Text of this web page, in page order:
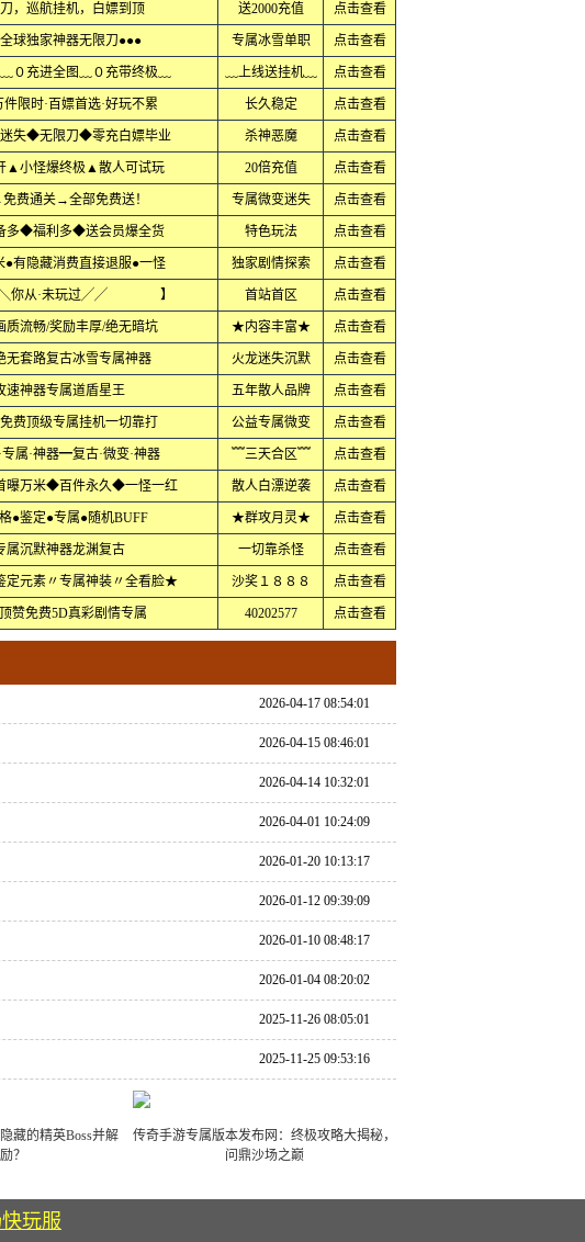
，巡航挂机，白嫖到顶 送2000充值 点击查看
球独家神器无限刀●●● 专属冰雪单职 点击查看
０充进全图﹏０充带终极﹏ ﹏上线送挂机﹏ 点击查看
件限时·百嫖首选·好玩不累 长久稳定 点击查看
失◆无限刀◆零充白嫖毕业 杀神恶魔 点击查看
▲小怪爆终极▲散人可试玩 20倍充值 点击查看
费通关→全部免费送！ 专属微变迷失 点击查看
多◆福利多◆送会员爆全货 特色玩法 点击查看
●有隐藏消费直接退服●一怪 独家剧情探索 点击查看
从·未玩过╱╱ 】 首站首区 点击查看
质流畅/奖励丰厚/绝无暗坑 ★内容丰富★ 点击查看
无套路复古冰雪专属神器 火龙迷失沉默 点击查看
速神器专属道盾星王 五年散人品牌 点击查看
费顶级专属挂机一切靠打 公益专属微变 点击查看
属·神器━复古·微变·神器 ﹌三天合区﹌ 点击查看
曝万米◆百件永久◆一怪一红 散人白漂逆袭 点击查看
●鉴定●专属●随机BUFF ★群攻月灵★ 点击查看
属沉默神器龙渊复古 一切靠杀怪 点击查看
定元素〃专属神装〃全看脸★ 沙奖１８８８ 点击查看
赞免费5D真彩剧情专属 40202577 点击查看
2026-04-17 08:54:01
2026-04-15 08:46:01
2026-04-14 10:32:01
2026-04-01 10:24:09
2026-01-20 10:13:17
2026-01-12 09:39:09
2026-01-10 08:48:17
2026-01-04 08:20:02
2025-11-26 08:05:01
2025-11-25 09:53:16
藏的精英Boss并解
？
传奇手游专属版本发布网：终极攻略大揭秘，
问鼎沙场之巅
玩服